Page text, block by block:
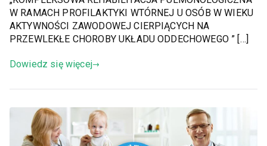
W RAMACH PROFILAKTYKI WTÓRNEJ U OSÓB W WIEKU
AKTYWNOŚCI ZAWODOWEJ CIERPIĄCYCH NA
PRZEWLEKŁE CHOROBY UKŁADU ODDECHOWEGO ” […]
Dowiedz się więcej